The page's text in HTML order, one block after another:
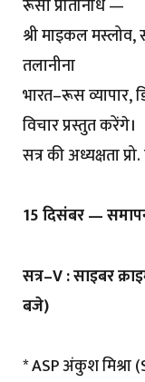
रूसी प्रतिनिधि —
श्री माइकल मस्लोव,
तलानीना
भारत–रूस व्यापार,
विचार प्रस्तुत करेंगे।
सत्र की अध्यक्षता
15 दिसंबर —
सत्र–V : साइबर
बजे)
* ASP अंकुश